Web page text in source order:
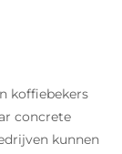
koffiebekers
concrete
kunnen